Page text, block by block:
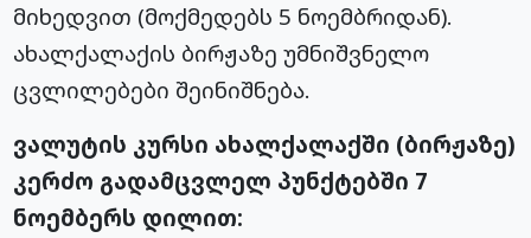
მიხედვით (მოქმედებს 5 ნოემბრიდან).
ახალქალაქის ბირჟაზე უმნიშვნელო
ცვლილებები შეინიშნება.
ვალუტის კურსი ახალქალაქში (ბირჟაზე)
კერძო გადამცვლელ პუნქტებში 7
ნოემბერს დილით: